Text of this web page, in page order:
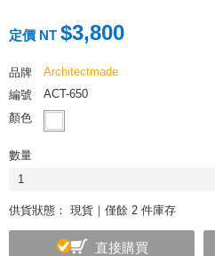
定價 NT $3,800
品牌
Architectmade
編號
ACT-650
顏色
數量
1
供貨狀態： 現貨｜僅餘 2 件庫存
直接購買